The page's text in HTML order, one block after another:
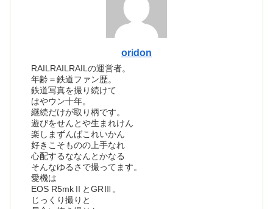
oridon
RAILRAILRAILの運営者。
年齢＝鉄道ファン歴。
鉄道写真を撮り続けて
はやウン十年。
継続だけが取り柄です。
遊びをせんとや生まれけん
楽しまずんばこれいかん
好きこそものの上手なれ
心配するななんとかなる
そんなゆるさで撮ってます。
愛機は
EOS R5mkⅡとGRⅢ。
じっくり撮りと